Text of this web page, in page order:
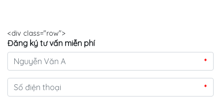
<div class="row">
Đăng ký tư vấn miễn phí
*
*